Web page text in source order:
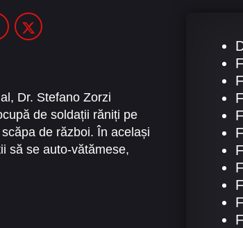
Dr. Stefano Zorzi
de soldații răniți pe
de război. În același
să se auto-vătămese,
și puternică. Însă, când
știință și politică devin